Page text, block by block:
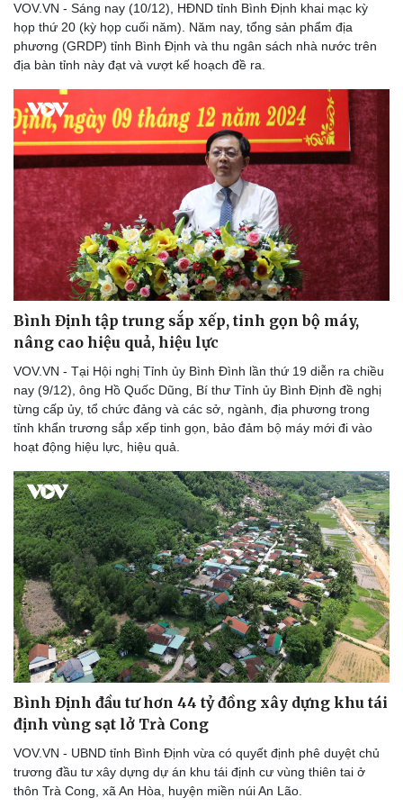
Sức khỏe
Dinh dưỡng - món ngon
Cây thuốc
Sản phụ khoa
Nhi khoa
Nam khoa
Làm đẹp - giảm cân
Phòng mạch online
Ăn sạch sống khỏe
Đời sống
Nhà đẹp
Blog
VOV.VN - Sáng nay (10/12), HĐND tỉnh Bình Định khai mạc kỳ
họp thứ 20 (kỳ họp cuối năm). Năm nay, tổng sản phẩm địa
phương (GRDP) tỉnh Bình Định và thu ngân sách nhà nước trên
địa bàn tỉnh này đạt và vượt kế hoạch đề ra.
Bình Định tập trung sắp xếp, tinh gọn bộ máy,
nâng cao hiệu quả, hiệu lực
VOV.VN - Tại Hội nghị Tỉnh ủy Bình Đình lần thứ 19 diễn ra chiều
nay (9/12), ông Hồ Quốc Dũng, Bí thư Tỉnh ủy Bình Định đề nghị
từng cấp ủy, tổ chức đảng và các sở, ngành, địa phương trong
tỉnh khẩn trương sắp xếp tinh gọn, bảo đảm bộ máy mới đi vào
hoạt động hiệu lực, hiệu quả.
Bình Định đầu tư hơn 44 tỷ đồng xây dựng khu tái
định vùng sạt lở Trà Cong
VOV.VN - UBND tỉnh Bình Định vừa có quyết định phê duyệt chủ
trương đầu tư xây dựng dự án khu tái định cư vùng thiên tai ở
thôn Trà Cong, xã An Hòa, huyện miền núi An Lão.